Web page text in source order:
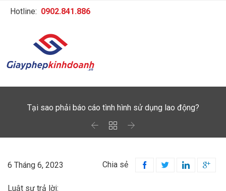
Hotline: 0902.841.886
Tại sao phải báo cáo tình hình sử dụng lao động?
  
6 Tháng 6, 2023 Chia sẻ    
Luật sư trả lời: